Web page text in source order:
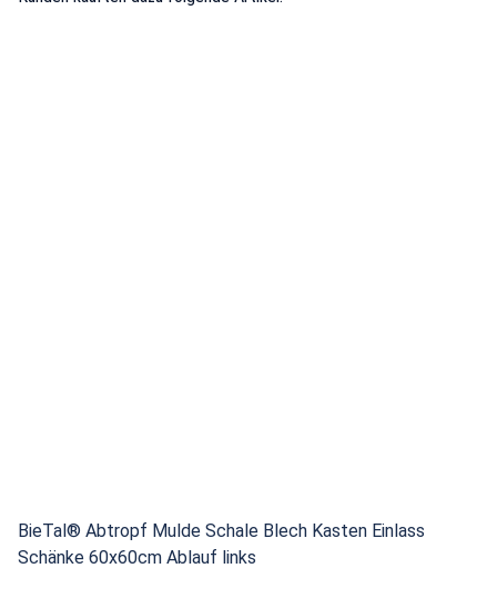
BieTal® Abtropf Mulde Schale Blech Kasten Einlass
Schänke 60x60cm Ablauf links